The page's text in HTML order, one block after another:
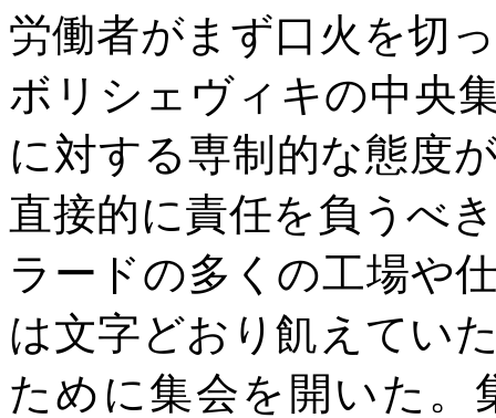
労働者がまず口火を切
ボリシェヴィキの中央
に対する専制的な態度
直接的に責任を負うべ
ラードの多くの工場や
は文字どおり飢えてい
ために集会を開いた。